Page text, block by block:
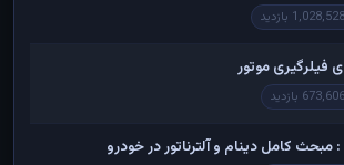
بازدید
فیلرگیری موتور
بازدید
کامل دینام و آلترناتور در خودرو